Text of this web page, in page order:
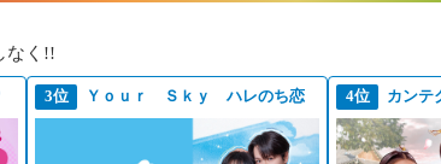
なく!!
3位 Ｙｏｕｒ Ｓｋｙ ハレのち恋 4位 カンテ